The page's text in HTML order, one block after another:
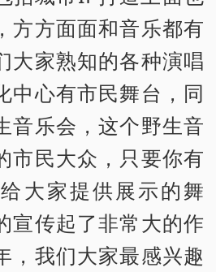
方方面面和音乐都有
大家熟知的各种演唱
中心有市民舞台，同
音乐会，这个野生音
市民大众，只要你有
大家提供展示的舞
宣传起了非常大的作
，我们大家最感兴趣